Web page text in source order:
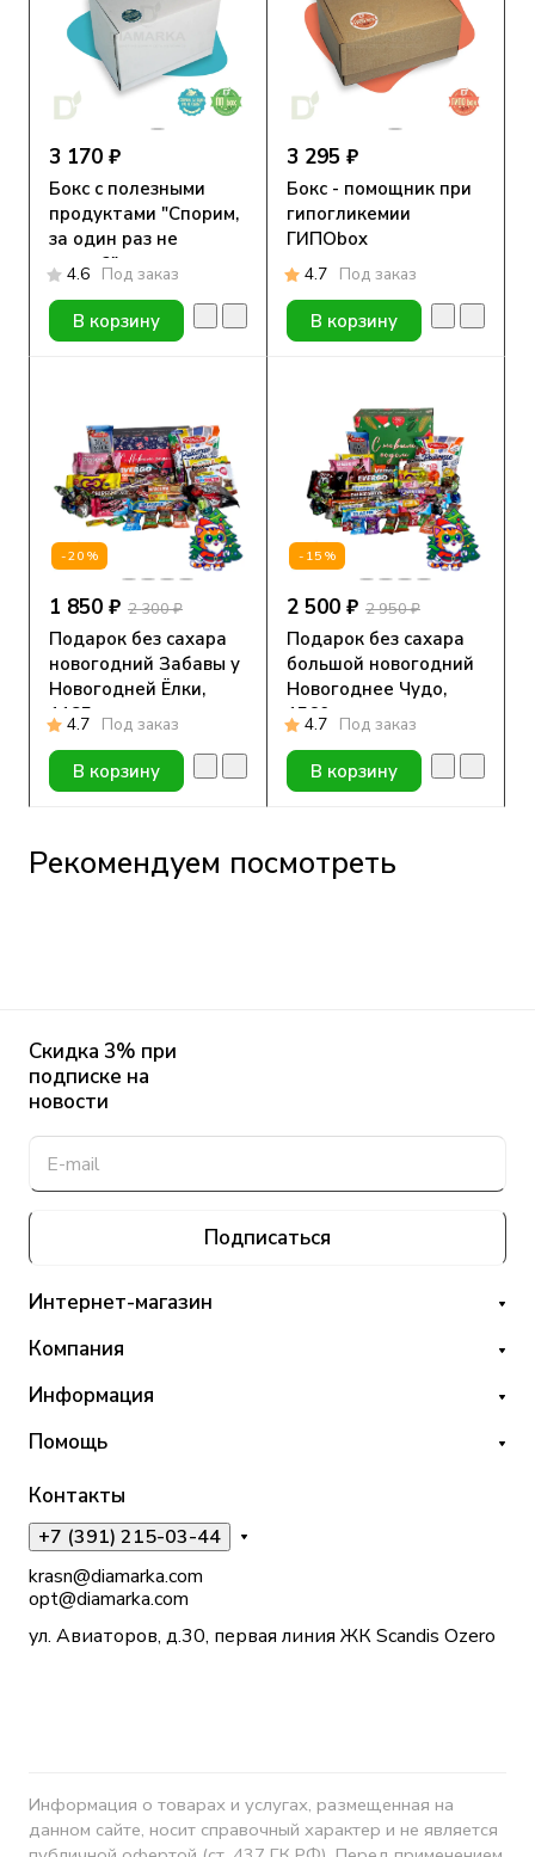
3 170 ₽
Бокс с полезными
продуктами "Спорим,
за один раз не
съешь?"
4.6 Под заказ
В корзину
3 295 ₽
Бокс - помощник при
гипогликемии
ГИПОbox
4.7 Под заказ
В корзину
-20%
1 850 ₽ 2 300 ₽
Подарок без сахара
новогодний Забавы у
Новогодней Ёлки,
1185 гр.
4.7 Под заказ
В корзину
-15%
2 500 ₽ 2 950 ₽
Подарок без сахара
большой новогодний
Новогоднее Чудо,
1560 гр
4.7 Под заказ
В корзину
Рекомендуем посмотреть
Скидка 3% при
подписке на
новости
Подписаться
Интернет-магазин
Компания
Информация
Помощь
Контакты
+7 (391) 215-03-44
krasn@diamarka.com
opt@diamarka.com
ул. Авиаторов, д.30, первая линия ЖК Scandis Ozero
Информация о товарах и услугах, размещенная на
данном сайте, носит справочный характер и не является